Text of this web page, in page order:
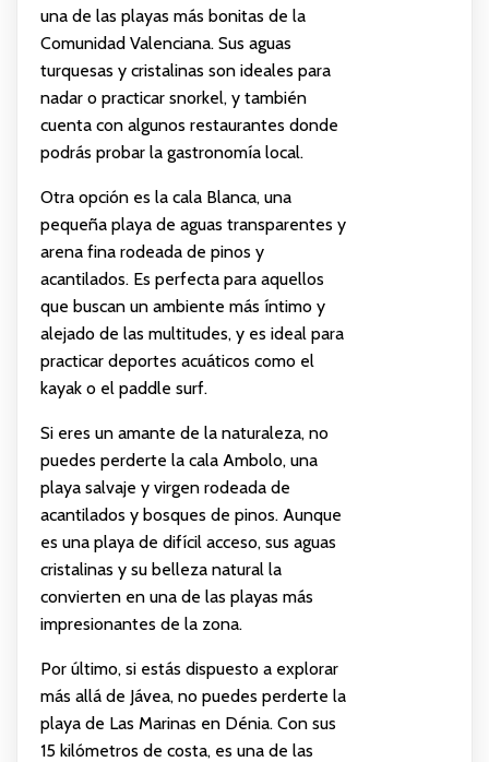
una de las playas más bonitas de la
Comunidad Valenciana. Sus aguas
turquesas y cristalinas son ideales para
nadar o practicar snorkel, y también
cuenta con algunos restaurantes donde
podrás probar la gastronomía local.
Otra opción es la cala Blanca, una
pequeña playa de aguas transparentes y
arena fina rodeada de pinos y
acantilados. Es perfecta para aquellos
que buscan un ambiente más íntimo y
alejado de las multitudes, y es ideal para
practicar deportes acuáticos como el
kayak o el paddle surf.
Si eres un amante de la naturaleza, no
puedes perderte la cala Ambolo, una
playa salvaje y virgen rodeada de
acantilados y bosques de pinos. Aunque
es una playa de difícil acceso, sus aguas
cristalinas y su belleza natural la
convierten en una de las playas más
impresionantes de la zona.
Por último, si estás dispuesto a explorar
más allá de Jávea, no puedes perderte la
playa de Las Marinas en Dénia. Con sus
15 kilómetros de costa, es una de las